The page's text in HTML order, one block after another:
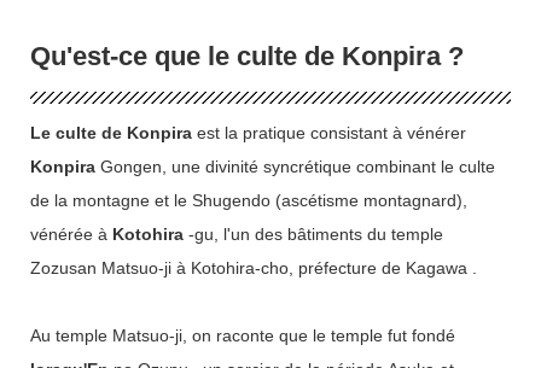
Qu'est-ce que le culte de Konpira ?
Le culte de Konpiraest la pratique consistant à vénérer
KonpiraGongen, une divinité syncrétique combinant le culte
de la montagne et le Shugendo (ascétisme montagnard),
vénérée à Kotohira-gu, l'un des bâtiments du temple
Zozusan Matsuo-ji à Kotohira-cho, préfecture de Kagawa .
Au temple Matsuo-ji, on raconte que le temple fut fondé